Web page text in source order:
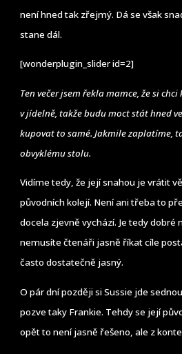
není hned tak zřejmý. Dá se však
stane dál.
[wonderplugin_slider id=2]
Ten večer jsem řekla mamce, že si
v jídelně, takže budu moct stát hned
kupovat to samé. Jakmile zaplatíme,
obvyklému stolu.
Vidíme tedy, že její snahou je vrátit
původních kolejí. Není ani třeba to
docela zjevně vychází. Je tedy dobré
nemusíte čtenáři jasně říkat cíle
často dostatečně jasný.
O pár dní později si Sussie jde
pozve taky Frankie. Tehdy se její
opět to není jasně řešeno, ale z